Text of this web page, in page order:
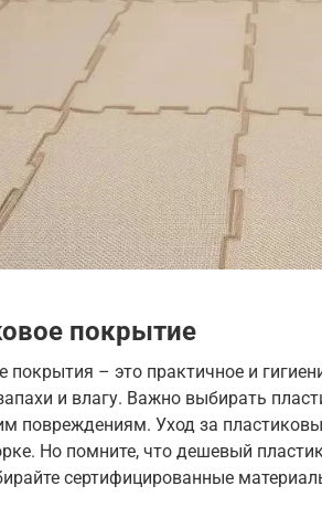
покрытие
покрытия – это практичное и
и влагу. Важно выбирать
повреждениям. Уход за
Но помните, что дешевый
сертифицированные